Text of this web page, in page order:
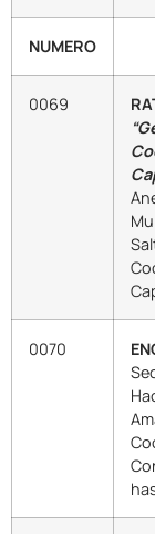
NUMERO
0069
0070